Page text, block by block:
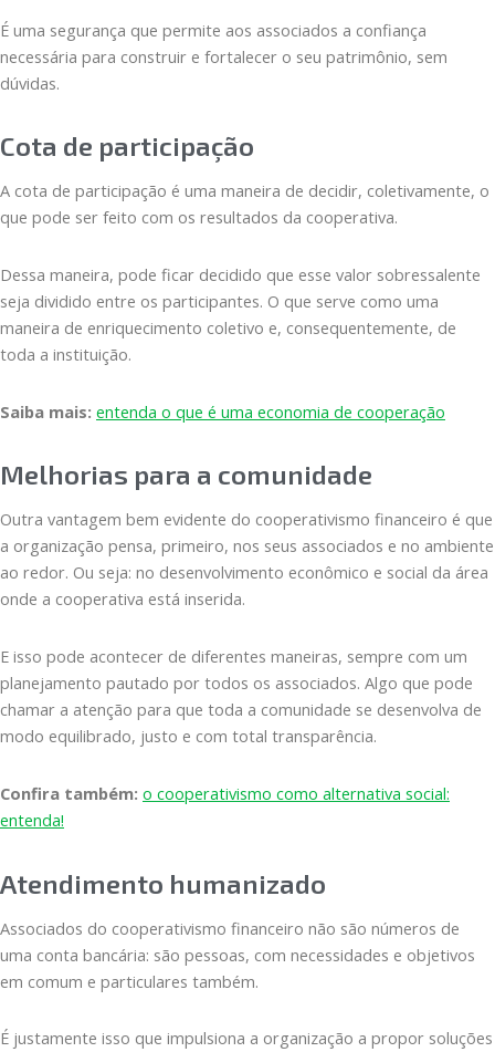
É uma segurança que permite aos associados a confiança
necessária para construir e fortalecer o seu patrimônio, sem
dúvidas.
Cota de participação
A cota de participação é uma maneira de decidir, coletivamente, o
que pode ser feito com os resultados da cooperativa.
Dessa maneira, pode ficar decidido que esse valor sobressalente
seja dividido entre os participantes. O que serve como uma
maneira de enriquecimento coletivo e, consequentemente, de
toda a instituição.
Saiba mais: entenda o que é uma economia de cooperação
Melhorias para a comunidade
Outra vantagem bem evidente do cooperativismo financeiro é que
a organização pensa, primeiro, nos seus associados e no ambiente
ao redor. Ou seja: no desenvolvimento econômico e social da área
onde a cooperativa está inserida.
E isso pode acontecer de diferentes maneiras, sempre com um
planejamento pautado por todos os associados. Algo que pode
chamar a atenção para que toda a comunidade se desenvolva de
modo equilibrado, justo e com total transparência.
Confira também: o cooperativismo como alternativa social:
entenda!
Atendimento humanizado
Associados do cooperativismo financeiro não são números de
uma conta bancária: são pessoas, com necessidades e objetivos
em comum e particulares também.
É justamente isso que impulsiona a organização a propor soluções